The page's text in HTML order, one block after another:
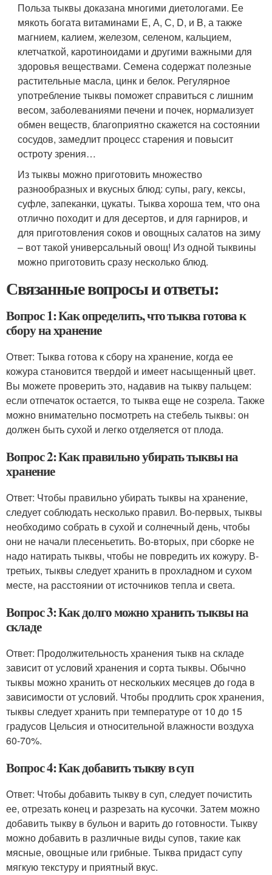
Польза тыквы доказана многими диетологами. Ее
мякоть богата витаминами Е, А, С, D, и B, а также
магнием, калием, железом, селеном, кальцием,
клетчаткой, каротиноидами и другими важными для
здоровья веществами. Семена содержат полезные
растительные масла, цинк и белок. Регулярное
употребление тыквы поможет справиться с лишним
весом, заболеваниями печени и почек, нормализует
обмен веществ, благоприятно скажется на состоянии
сосудов, замедлит процесс старения и повысит
остроту зрения…
Из тыквы можно приготовить множество
разнообразных и вкусных блюд: супы, рагу, кексы,
суфле, запеканки, цукаты. Тыква хороша тем, что она
отлично походит и для десертов, и для гарниров, и
для приготовления соков и овощных салатов на зиму
– вот такой универсальный овощ! Из одной тыквины
можно приготовить сразу несколько блюд.
Связанные вопросы и ответы:
Вопрос 1: Как определить, что тыква готова к
сбору на хранение
Ответ: Тыква готова к сбору на хранение, когда ее
кожура становится твердой и имеет насыщенный цвет.
Вы можете проверить это, надавив на тыкву пальцем:
если отпечаток остается, то тыква еще не созрела. Также
можно внимательно посмотреть на стебель тыквы: он
должен быть сухой и легко отделяется от плода.
Вопрос 2: Как правильно убирать тыквы на
хранение
Ответ: Чтобы правильно убирать тыквы на хранение,
следует соблюдать несколько правил. Во-первых, тыквы
необходимо собрать в сухой и солнечный день, чтобы
они не начали плесеньетить. Во-вторых, при сборке не
надо натирать тыквы, чтобы не повредить их кожуру. В-
третьих, тыквы следует хранить в прохладном и сухом
месте, на расстоянии от источников тепла и света.
Вопрос 3: Как долго можно хранить тыквы на
складе
Ответ: Продолжительность хранения тыкв на складе
зависит от условий хранения и сорта тыквы. Обычно
тыквы можно хранить от нескольких месяцев до года в
зависимости от условий. Чтобы продлить срок хранения,
тыквы следует хранить при температуре от 10 до 15
градусов Цельсия и относительной влажности воздуха
60-70%.
Вопрос 4: Как добавить тыкву в суп
Ответ: Чтобы добавить тыкву в суп, следует почистить
ее, отрезать конец и разрезать на кусочки. Затем можно
добавить тыкву в бульон и варить до готовности. Тыкву
можно добавить в различные виды супов, такие как
мясные, овощные или грибные. Тыква придаст супу
мягкую текстуру и приятный вкус.